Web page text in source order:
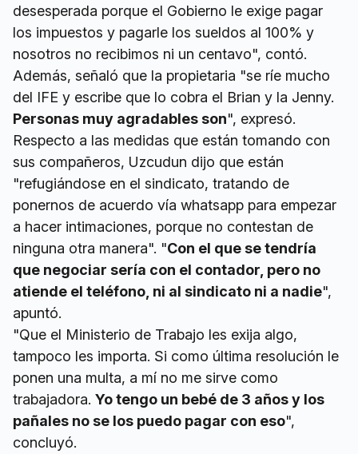
desesperada porque el Gobierno le exige pagar
los impuestos y pagarle los sueldos al 100% y
nosotros no recibimos ni un centavo", contó.
Además, señaló que la propietaria "se ríe mucho
del IFE y escribe que lo cobra el Brian y la Jenny.
Personas muy agradables son", expresó.
Respecto a las medidas que están tomando con
sus compañeros, Uzcudun dijo que están
"refugiándose en el sindicato, tratando de
ponernos de acuerdo vía whatsapp para empezar
a hacer intimaciones, porque no contestan de
ninguna otra manera". "Con el que se tendría
que negociar sería con el contador, pero no
atiende el teléfono, ni al sindicato ni a nadie",
apuntó.
"Que el Ministerio de Trabajo les exija algo,
tampoco les importa. Si como última resolución le
ponen una multa, a mí no me sirve como
trabajadora. Yo tengo un bebé de 3 años y los
pañales no se los puedo pagar con eso",
concluyó.